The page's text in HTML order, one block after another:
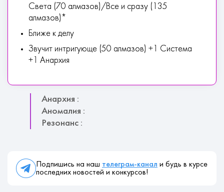
Света (70 алмазов)/Все и сразу (135
алмазов)*
Ближе к делу
Звучит интригующе (50 алмазов) +1 Система
+1 Анархия
Анархия :
Аномалия :
Резонанс :
Подпишись на наш телеграм-канал и будь в курсе
последних новостей и конкурсов!